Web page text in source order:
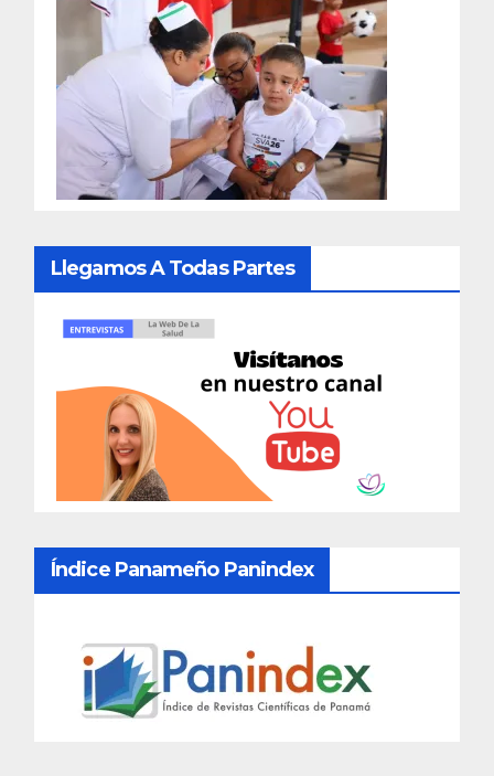
Llegamos A Todas Partes
Índice Panameño Panindex